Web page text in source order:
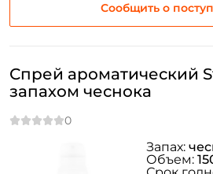
Сообщить о
Спрей ароматический
запахом чеснока
Запах:
Объем:
Email: *